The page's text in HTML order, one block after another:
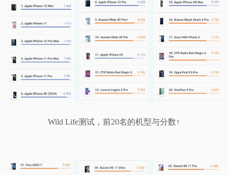
Wild Life测试，前20名的机型与分数↑